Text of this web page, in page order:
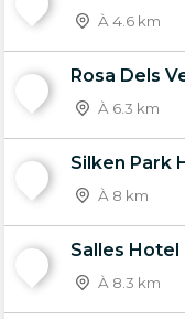
À 4.6 km
Rosa Dels
À 6.3 km
Silken Park
À 8 km
Salles Hotel
À 8.3 km